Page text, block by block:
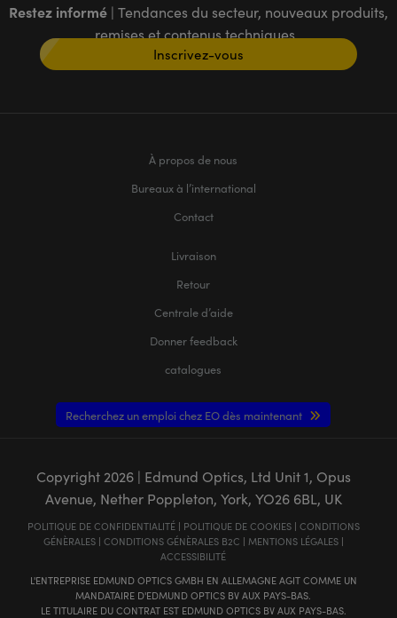
Restez informé | Tendances du secteur, nouveaux produits,
remises et contenus techniques
Inscrivez-vous
À propos de nous
Bureaux à l’international
Contact
Livraison
Retour
Centrale d’aide
Donner feedback
catalogues
Recherchez un emploi chez EO dès maintenant
Copyright 2026| Edmund Optics, Ltd Unit 1, Opus
Avenue, Nether Poppleton, York, YO26 6BL, UK
POLITIQUE DE CONFIDENTIALITÉ| POLITIQUE DE COOKIES| CONDITIONS
GÉNÈRALES| CONDITIONS GÉNÈRALES B2C | MENTIONS LÉGALES|
ACCESSIBILITÉ
L'ENTREPRISE EDMUND OPTICS GMBH EN ALLEMAGNE AGIT COMME UN
MANDATAIRE D'EDMUND OPTICS BV AUX PAYS-BAS.
LE TITULAIRE DU CONTRAT EST EDMUND OPTICS BV AUX PAYS-BAS.